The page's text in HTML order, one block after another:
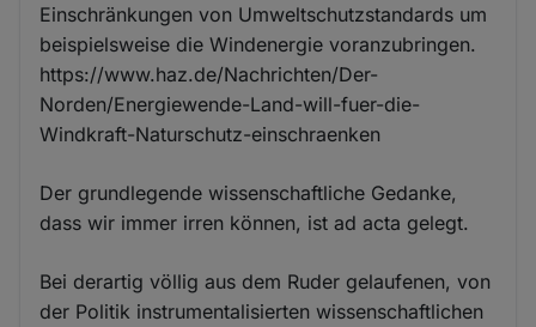
Einschränkungen von Umweltschutzstandards um
beispielsweise die Windenergie voranzubringen.
https://www.haz.de/Nachrichten/Der-
Norden/Energiewende-Land-will-fuer-die-
Windkraft-Naturschutz-einschraenken
Der grundlegende wissenschaftliche Gedanke,
dass wir immer irren können, ist ad acta gelegt.
Bei derartig völlig aus dem Ruder gelaufenen, von
der Politik instrumentalisierten wissenschaftlichen